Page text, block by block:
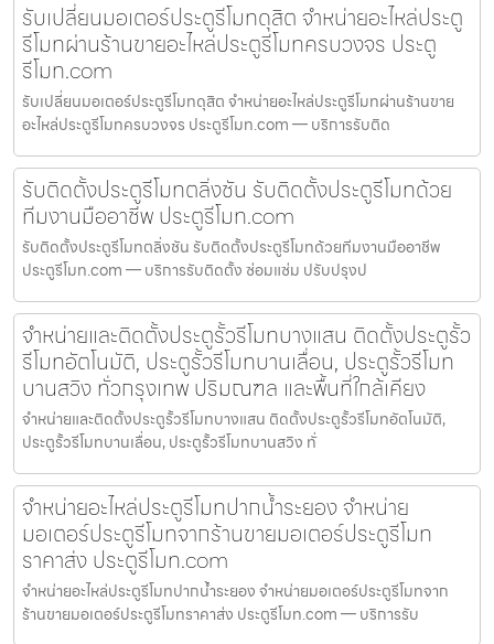
รับเปลี่ยนมอเตอร์ประตูรีโมทดุสิต จำหน่ายอะไหล่ประตู
รีโมทผ่านร้านขายอะไหล่ประตูรีโมทครบวงจร ประตู
รีโมท.com
รับเปลี่ยนมอเตอร์ประตูรีโมทดุสิต จำหน่ายอะไหล่ประตูรีโมทผ่านร้านขาย
อะไหล่ประตูรีโมทครบวงจร ประตูรีโมท.com — บริการรับติด
รับติดตั้งประตูรีโมทตลิ่งชัน รับติดตั้งประตูรีโมทด้วย
ทีมงานมืออาชีพ ประตูรีโมท.com
รับติดตั้งประตูรีโมทตลิ่งชัน รับติดตั้งประตูรีโมทด้วยทีมงานมืออาชีพ
ประตูรีโมท.com — บริการรับติดตั้ง ซ่อมแซ่ม ปรับปรุงป
จำหน่ายและติดตั้งประตูรั้วรีโมทบางแสน ติดตั้งประตูรั้ว
รีโมทอัตโนมัติ, ประตูรั้วรีโมทบานเลื่อน, ประตูรั้วรีโมท
บานสวิง ทั่วกรุงเทพ ปริมณฑล และพื้นที่ใกล้เคียง
จำหน่ายและติดตั้งประตูรั้วรีโมทบางแสน ติดตั้งประตูรั้วรีโมทอัตโนมัติ,
ประตูรั้วรีโมทบานเลื่อน, ประตูรั้วรีโมทบานสวิง ทั่
จำหน่ายอะไหล่ประตูรีโมทปากน้ำระยอง จำหน่าย
มอเตอร์ประตูรีโมทจากร้านขายมอเตอร์ประตูรีโมท
ราคาส่ง ประตูรีโมท.com
จำหน่ายอะไหล่ประตูรีโมทปากน้ำระยอง จำหน่ายมอเตอร์ประตูรีโมทจาก
ร้านขายมอเตอร์ประตูรีโมทราคาส่ง ประตูรีโมท.com — บริการรับ